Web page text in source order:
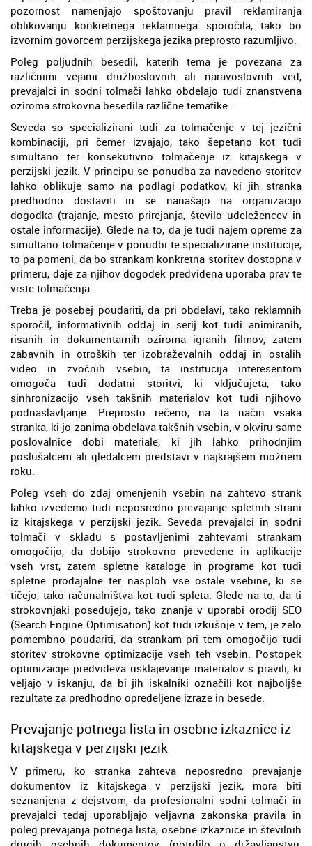
pozornost namenjajo spoštovanju pravil reklamiranja
oblikovanju konkretnega reklamnega sporočila, tako bo
izvornim govorcem perzijskega jezika preprosto razumljivo.
Poleg poljudnih besedil, katerih tema je povezana za
različnimi vejami družboslovnih ali naravoslovnih ved,
prevajalci in sodni tolmači lahko obdelajo tudi znanstvena
oziroma strokovna besedila različne tematike.
Seveda so specializirani tudi za tolmačenje v tej jezični
kombinaciji, pri čemer izvajajo, tako šepetano kot tudi
simultano ter konsekutivno tolmačenje iz kitajskega v
perzijski jezik. V principu se ponudba za navedeno storitev
lahko oblikuje samo na podlagi podatkov, ki jih stranka
predhodno dostaviti in se nanašajo na organizacijo
dogodka (trajanje, mesto prirejanja, število udeležencev in
ostale informacije). Glede na to, da je tudi najem opreme za
simultano tolmačenje v ponudbi te specializirane institucije,
to pa pomeni, da bo strankam konkretna storitev dostopna v
primeru, daje za njihov dogodek predvidena uporaba prav te
vrste tolmačenja.
Treba je posebej poudariti, da pri obdelavi, tako reklamnih
sporočil, informativnih oddaj in serij kot tudi animiranih,
risanih in dokumentarnih oziroma igranih filmov, zatem
zabavnih in otroških ter izobraževalnih oddaj in ostalih
video in zvočnih vsebin, ta institucija interesentom
omogoča tudi dodatni storitvi, ki vključujeta, tako
sinhronizacijo vseh takšnih materialov kot tudi njihovo
podnaslavljanje. Preprosto rečeno, na ta način vsaka
stranka, ki jo zanima obdelava takšnih vsebin, v okviru same
poslovalnice dobi materiale, ki jih lahko prihodnjim
poslušalcem ali gledalcem predstavi v najkrajšem možnem
roku.
Poleg vseh do zdaj omenjenih vsebin na zahtevo strank
lahko izvedemo tudi neposredno prevajanje spletnih strani
iz kitajskega v perzijski jezik. Seveda prevajalci in sodni
tolmači v skladu s postavljenimi zahtevami strankam
omogočijo, da dobijo strokovno prevedene in aplikacije
vseh vrst, zatem spletne kataloge in programe kot tudi
spletne prodajalne ter nasploh vse ostale vsebine, ki se
tičejo, tako računalništva kot tudi spleta. Glede na to, da ti
strokovnjaki posedujejo, tako znanje v uporabi orodij SEO
(Search Engine Optimisation) kot tudi izkušnje v tem, je zelo
pomembno poudariti, da strankam pri tem omogočijo tudi
storitev strokovne optimizacije vseh teh vsebin. Postopek
optimizacije predvideva usklajevanje materialov s pravili, ki
veljajo v iskanju, da bi jih iskalniki označili kot najboljše
rezultate za predhodno opredeljene izraze in besede.
Prevajanje potnega lista in osebne izkaznice iz
kitajskega v perzijski jezik
V primeru, ko stranka zahteva neposredno prevajanje
dokumentov iz kitajskega v perzijski jezik, mora biti
seznanjena z dejstvom, da profesionalni sodni tolmači in
prevajalci tedaj uporabljajo veljavna zakonska pravila in
poleg prevajanja potnega lista, osebne izkaznice in številnih